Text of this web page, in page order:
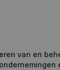
van en